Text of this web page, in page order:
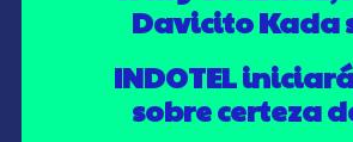
Davicito Kada
INDOTEL
sobre certeza